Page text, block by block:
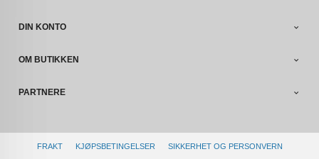
DIN KONTO
OM BUTIKKEN
PARTNERE
FRAKT KJØPSBETINGELSER SIKKERHET OG PERSONVERN